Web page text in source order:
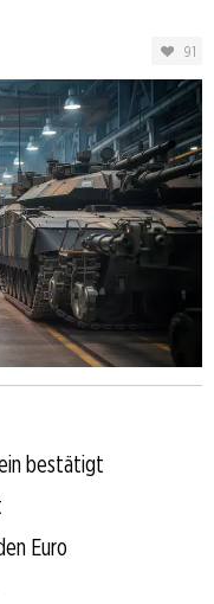
91
bestätigt
Euro